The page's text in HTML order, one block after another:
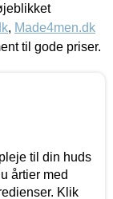
, Made4men.dk
til gode priser.
til din huds
årtier med
Klik